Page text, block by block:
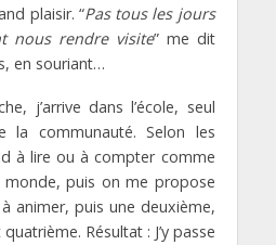
plaisir. “Pas tous les jours
nous rendre visite” me dit
en souriant…
j’arrive dans l’école, seul
la communauté. Selon les
à lire ou à compter comme
puis on me propose
animer, puis une deuxième,
Résultat : J’y passe